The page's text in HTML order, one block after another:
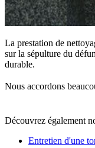
La prestation de
sur la sépulture du
durable.
Nous accordons
Découvrez également
Entretien d'une